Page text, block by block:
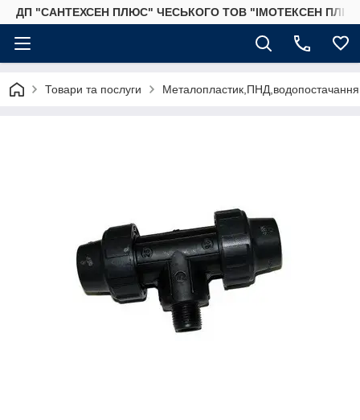
ДП "САНТЕХСЕН ПЛЮС" ЧЕСЬКОГО ТОВ "ІМОТЕКСЕН
Товари та послуги